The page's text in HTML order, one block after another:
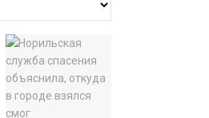
проспект
в
«Башни»